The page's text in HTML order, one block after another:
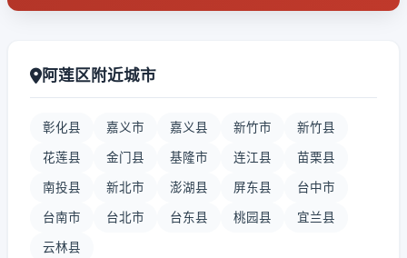
阿莲区附近城市
彰化县 嘉义市 嘉义县 新竹市 新竹县
花莲县 金门县 基隆市 连江县 苗栗县
南投县 新北市 澎湖县 屏东县 台中市
台南市 台北市 台东县 桃园县 宜兰县
云林县